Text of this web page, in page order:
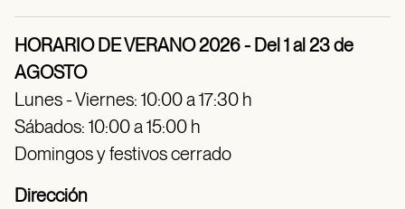
HORARIO DE VERANO 2026 - Del 1 al 23 de
AGOSTO
Lunes - Viernes: 10:00 a 17:30 h
Sábados: 10:00 a 15:00 h
Domingos y festivos cerrado
Dirección